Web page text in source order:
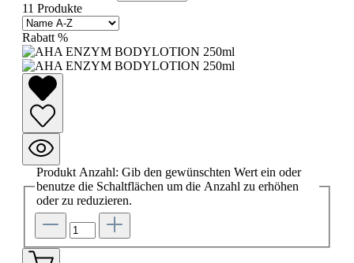
11 Produkte
Rabatt %
Produkt Anzahl: Gib den gewünschten Wert ein oder
benutze die Schaltflächen um die Anzahl zu erhöhen
oder zu reduzieren.